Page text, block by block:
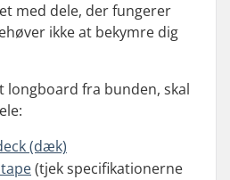
med dele, der fungerer
ikke at bekymre dig
longboard fra bunden, skal
(dæk)
(tjek specifikationerne